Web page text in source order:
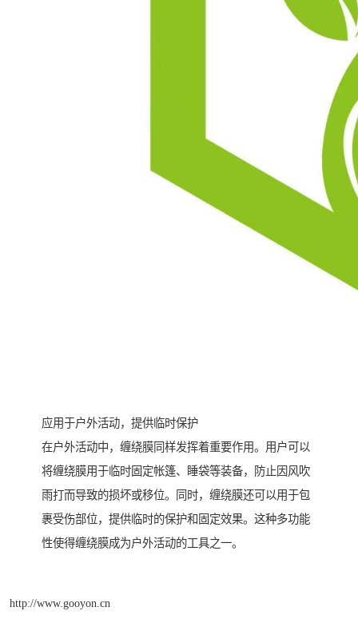
应用于户外活动，提供临时保护
在户外活动中，缠绕膜同样发挥着重要作用。用户可以
将缠绕膜用于临时固定帐篷、睡袋等装备，防止因风吹
雨打而导致的损坏或移位。同时，缠绕膜还可以用于包
裹受伤部位，提供临时的保护和固定效果。这种多功能
性使得缠绕膜成为户外活动的工具之一。
http://www.gooyon.cn